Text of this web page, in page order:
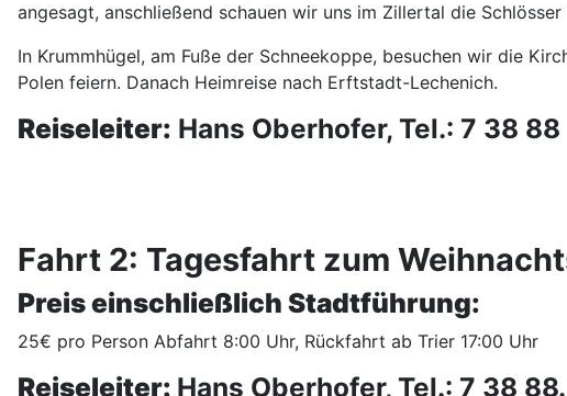
angesagt, anschließend schauen wir uns im Zillertal die
In Krummhügel, am Fuße der Schneekoppe, besuchen wir die
Polen feiern. Danach Heimreise nach Erftstadt-Lechenich.
Reiseleiter: Hans Oberhofer, Tel.: 7 38 88
Fahrt 2: Tagesfahrt zum
Preis einschließlich Stadtführung:
25€ pro Person Abfahrt 8:00 Uhr, Rückfahrt ab Trier 17:00 Uhr
Reiseleiter: Hans Oberhofer, Tel.: 7 38 88.